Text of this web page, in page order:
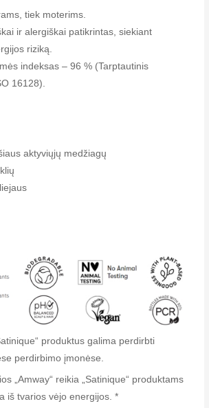
tiek moterims.
ir alergiškai patikrintas, siekiant
riziką.
indeksas – 96 % (Tarptautinis
16128).
aktyviųjų medžiagų
produktus galima perdirbti
perdirbimo įmonėse.
„Amway“ reikia „Satinique“ produktams
iš tvarios vėjo energijos. *